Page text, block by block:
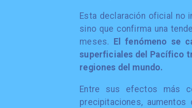
Esta declaración oficial no
sino que confirma una
meses.
El fenómeno se
superficiales del Pacífico
regiones del mundo.
Entre sus efectos más
precipitaciones,